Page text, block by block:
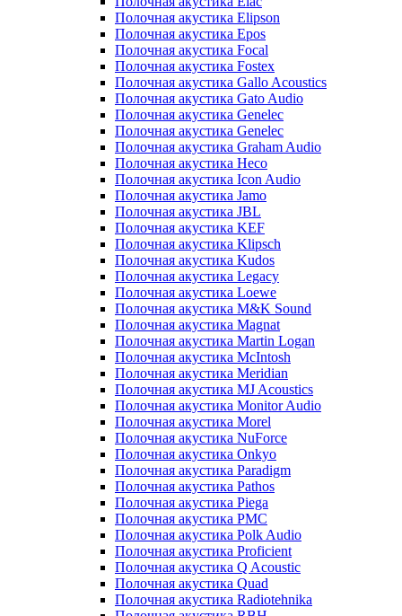
Полочная акустика Elipson
Полочная акустика Epos
Полочная акустика Focal
Полочная акустика Fostex
Полочная акустика Gallo Acoustics
Полочная акустика Gato Audio
Полочная акустика Genelec
Полочная акустика Genelec
Полочная акустика Graham Audio
Полочная акустика Heco
Полочная акустика Icon Audio
Полочная акустика Jamo
Полочная акустика JBL
Полочная акустика KEF
Полочная акустика Klipsch
Полочная акустика Kudos
Полочная акустика Legacy
Полочная акустика Loewe
Полочная акустика M&K Sound
Полочная акустика Magnat
Полочная акустика Martin Logan
Полочная акустика McIntosh
Полочная акустика Meridian
Полочная акустика MJ Acoustics
Полочная акустика Monitor Audio
Полочная акустика Morel
Полочная акустика NuForce
Полочная акустика Onkyo
Полочная акустика Paradigm
Полочная акустика Pathos
Полочная акустика Piega
Полочная акустика PMC
Полочная акустика Polk Audio
Полочная акустика Proficient
Полочная акустика Q Acoustic
Полочная акустика Quad
Полочная акустика Radiotehnika